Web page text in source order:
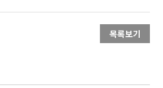
목록보기